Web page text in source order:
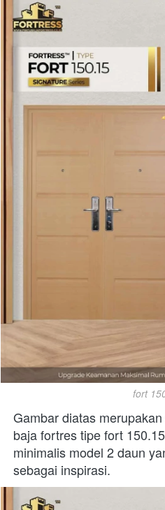
fort
Gambar diatas
baja fortres tipe fort
minimalis model 2 daun
sebagai inspirasi.